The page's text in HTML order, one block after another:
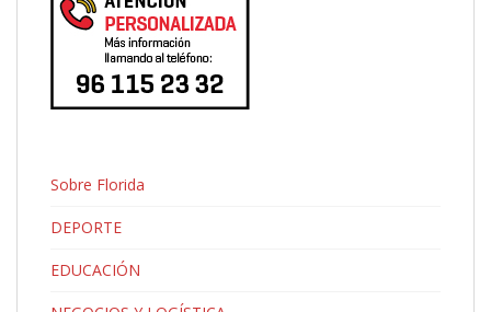
Sobre Florida
DEPORTE
EDUCACIÓN